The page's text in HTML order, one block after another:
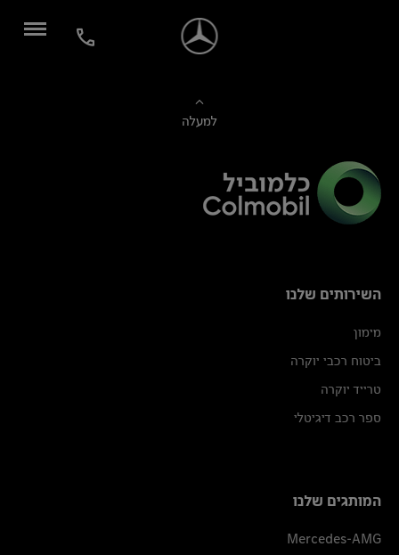
למעלה
השירותים שלנו
מימון
ביטוח רכבי יוקרה
טרייד יוקרה
ספר רכב דיגיטלי
המותגים שלנו
Mercedes-AMG